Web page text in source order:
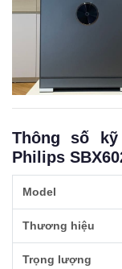
Thông số
Philips
Model
Thương hiệu
Trọng lượng